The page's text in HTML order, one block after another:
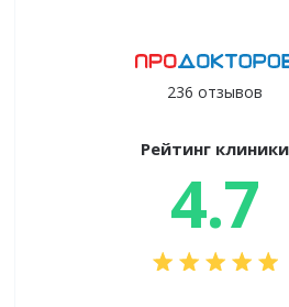
236 отзывов
Рейтинг клиники
4.7